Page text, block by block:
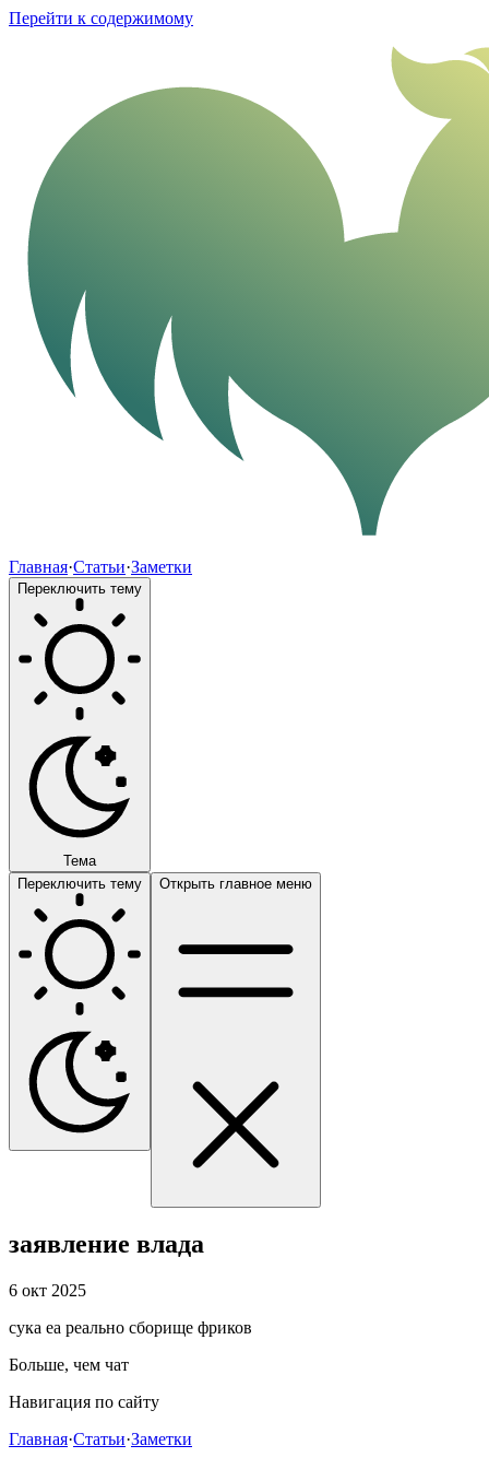
Перейти к содержимому
Главная·Статьи·Заметки
Переключить тему
Тема
Переключить тему
Открыть главное меню
заявление влада
6 окт 2025
cyкa еа реально сборище фриков
Больше, чем чат
Навигация по сайту
Главная·Статьи·Заметки